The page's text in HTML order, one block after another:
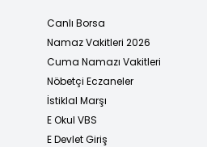
Canlı Borsa
Namaz Vakitleri 2026
Cuma Namazı Vakitleri
Nöbetçi Eczaneler
İstiklal Marşı
E Okul VBS
E Devlet Giriş